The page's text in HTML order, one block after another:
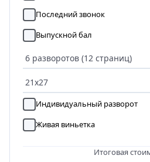
Последний звонок
Выпускной бал
Индивидуальный разворот
Живая виньетка
Итоговая